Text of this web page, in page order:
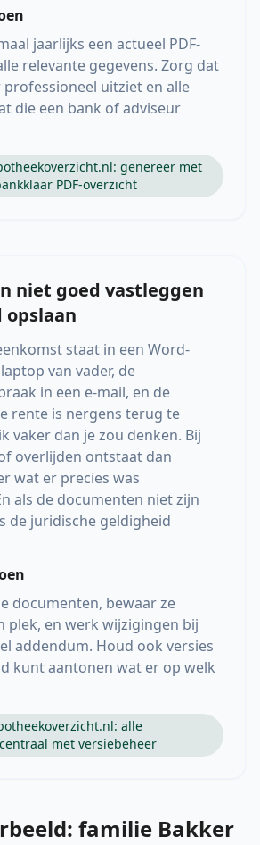
jaarlijks een actueel PDF-
relevante gegevens. Zorg dat
uitziet en alle
die een bank of adviseur
genereer met
PDF-overzicht
niet goed vastleggen
opslaan
staat in een Word-
van vader, de
in een e-mail, en de
rente is nergens terug te
vaker dan je zou denken. Bij
overlijden ontstaat dan
wat er precies was
als de documenten niet zijn
de juridische geldigheid
documenten, bewaar ze
plek, en werk wijzigingen bij
addendum. Houd ook versies
kunt aantonen wat er op welk
alle
met versiebeheer
familie Bakker